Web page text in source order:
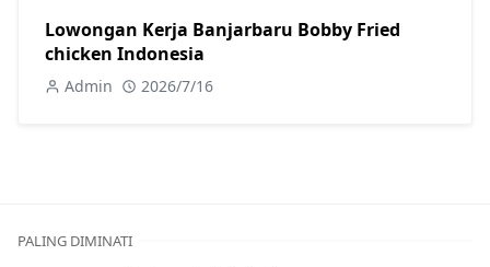
Lowongan Kerja Banjarbaru Bobby Fried
chicken Indonesia
Admin 2026/7/16
PALING DIMINATI